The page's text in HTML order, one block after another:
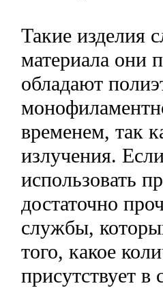
Такие изделия
материала они
обладают
временем, так
излучения.
использовать
достаточно
службы,
того, какое
присутствует в